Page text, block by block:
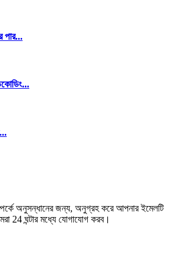
পার...
অনুসন্ধানের জন্য, অনুগ্রহ করে আপনার ইমেলটি
24 ঘন্টার মধ্যে যোগাযোগ করব।